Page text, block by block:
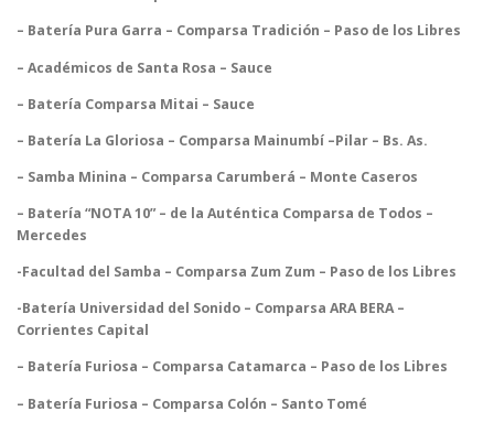
– Batería Pura Garra – Comparsa Tradición – Paso de los Libres
– Académicos de Santa Rosa – Sauce
– Batería Comparsa Mitai – Sauce
– Batería La Gloriosa – Comparsa Mainumbí –Pilar – Bs. As.
– Samba Minina – Comparsa Carumberá – Monte Caseros
– Batería “NOTA 10” – de la Auténtica Comparsa de Todos –
Mercedes
-Facultad del Samba – Comparsa Zum Zum – Paso de los Libres
-Batería Universidad del Sonido – Comparsa ARA BERA –
Corrientes Capital
– Batería Furiosa – Comparsa Catamarca – Paso de los Libres
– Batería Furiosa – Comparsa Colón – Santo Tomé